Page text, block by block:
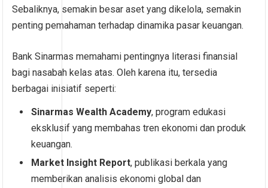
Sebaliknya, semakin besar aset yang dikelola, semakin
penting pemahaman terhadap dinamika pasar keuangan.
Bank Sinarmas memahami pentingnya literasi finansial
bagi nasabah kelas atas. Oleh karena itu, tersedia
berbagai inisiatif seperti:
Sinarmas Wealth Academy, program edukasi
eksklusif yang membahas tren ekonomi dan produk
keuangan.
Market Insight Report, publikasi berkala yang
memberikan analisis ekonomi global dan